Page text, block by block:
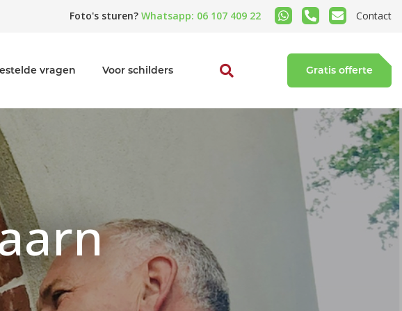
Foto's sturen? Whatsapp: 06 107 409 22 Contact
vragen Voor schilders Gratis offerte